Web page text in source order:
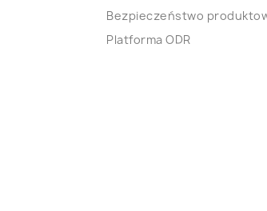
Bezpieczeństwo
Platforma ODR